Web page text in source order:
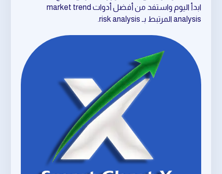
ابدأ اليوم واستفد من أفضل أدوات market trend
analysis المرتبط بـ risk analysis.